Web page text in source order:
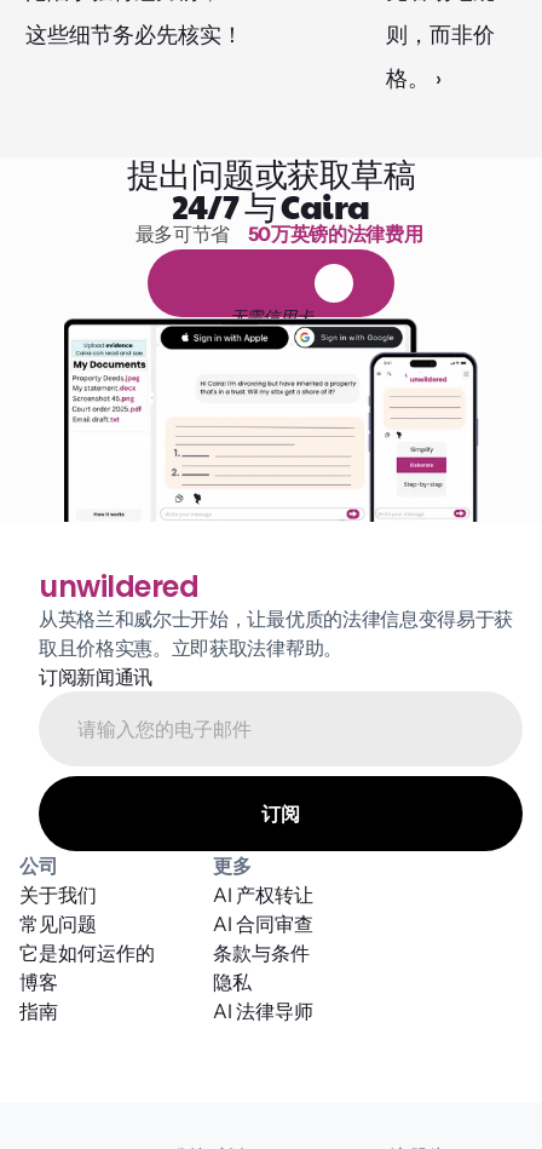
这些细节务必先核实！
则，而非价
格。 ›
提出问题或获取草稿
24/7 与 Caira
1,000小时的阅读
最多可节省 50万英镑的法律费用
无需信用卡
unwildered
从英格兰和威尔士开始，让最优质的法律信息变得易于获
取且价格实惠。立即获取法律帮助。
订阅新闻通讯
公司
关于我们
常见问题
它是如何运作的
博客
指南
更多
条款与条件
AI 合同审查
AI 法律导师
隐私
AI 产权转让